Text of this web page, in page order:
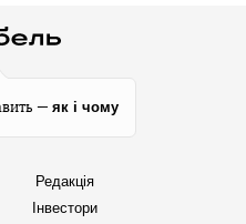
— як і чому
Редакція
Інвестори